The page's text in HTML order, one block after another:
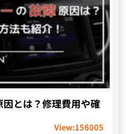
とは？修理費用や確
View:156005